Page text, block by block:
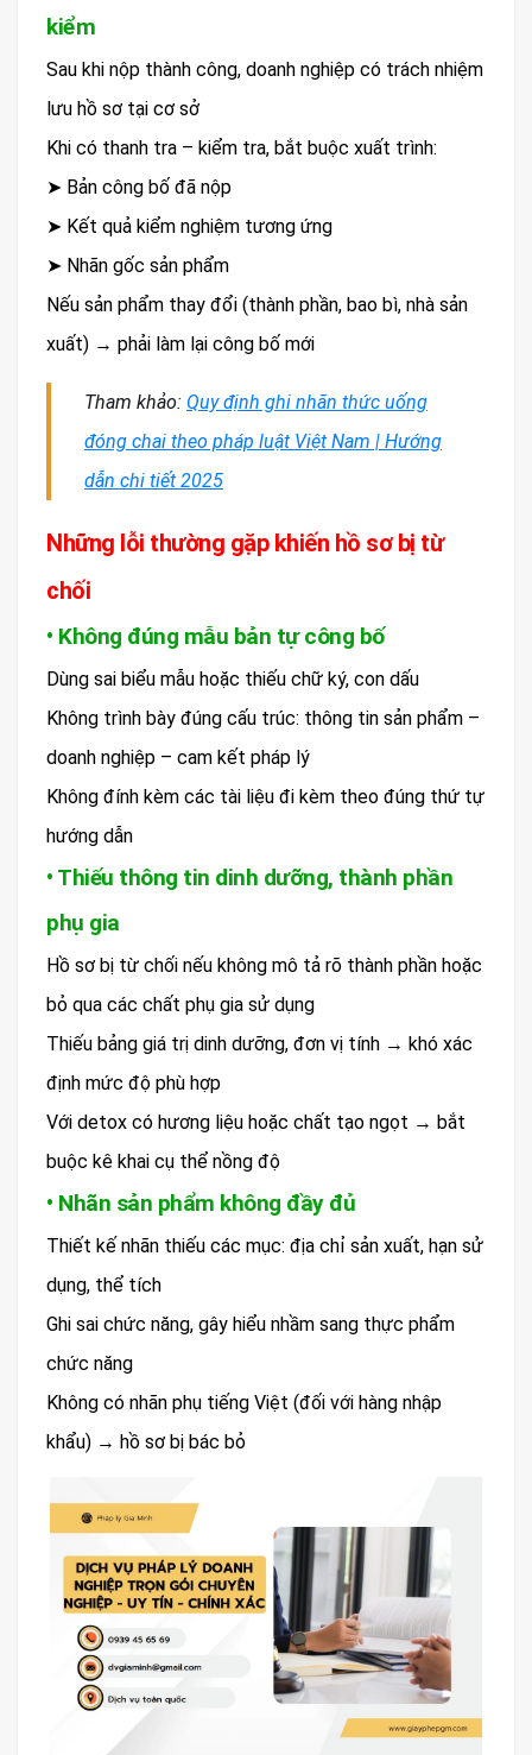
kiểm
Sau khi nộp thành công, doanh nghiệp có trách nhiệm
lưu hồ sơ tại cơ sở
Khi có thanh tra – kiểm tra, bắt buộc xuất trình:
➤ Bản công bố đã nộp
➤ Kết quả kiểm nghiệm tương ứng
➤ Nhãn gốc sản phẩm
Nếu sản phẩm thay đổi (thành phần, bao bì, nhà sản
xuất) → phải làm lại công bố mới
Tham khảo: Quy định ghi nhãn thức uống
đóng chai theo pháp luật Việt Nam | Hướng
dẫn chi tiết 2025
Những lỗi thường gặp khiến hồ sơ bị từ
chối
• Không đúng mẫu bản tự công bố
Dùng sai biểu mẫu hoặc thiếu chữ ký, con dấu
Không trình bày đúng cấu trúc: thông tin sản phẩm –
doanh nghiệp – cam kết pháp lý
Không đính kèm các tài liệu đi kèm theo đúng thứ tự
hướng dẫn
• Thiếu thông tin dinh dưỡng, thành phần
phụ gia
Hồ sơ bị từ chối nếu không mô tả rõ thành phần hoặc
bỏ qua các chất phụ gia sử dụng
Thiếu bảng giá trị dinh dưỡng, đơn vị tính → khó xác
định mức độ phù hợp
Với detox có hương liệu hoặc chất tạo ngọt → bắt
buộc kê khai cụ thể nồng độ
• Nhãn sản phẩm không đầy đủ
Thiết kế nhãn thiếu các mục: địa chỉ sản xuất, hạn sử
dụng, thể tích
Ghi sai chức năng, gây hiểu nhầm sang thực phẩm
chức năng
Không có nhãn phụ tiếng Việt (đối với hàng nhập
khẩu) → hồ sơ bị bác bỏ